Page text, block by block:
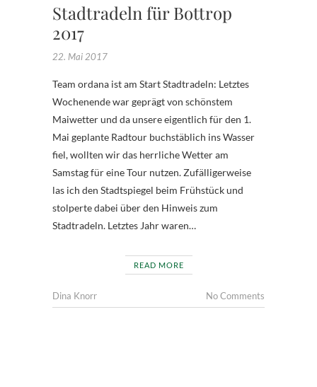
Stadtradeln für Bottrop
2017
22. Mai 2017
Team ordana ist am Start Stadtradeln: Letztes
Wochenende war geprägt von schönstem
Maiwetter und da unsere eigentlich für den 1.
Mai geplante Radtour buchstäblich ins Wasser
fiel, wollten wir das herrliche Wetter am
Samstag für eine Tour nutzen. Zufälligerweise
las ich den Stadtspiegel beim Frühstück und
stolperte dabei über den Hinweis zum
Stadtradeln. Letztes Jahr waren…
READ MORE
Dina Knorr No Comments